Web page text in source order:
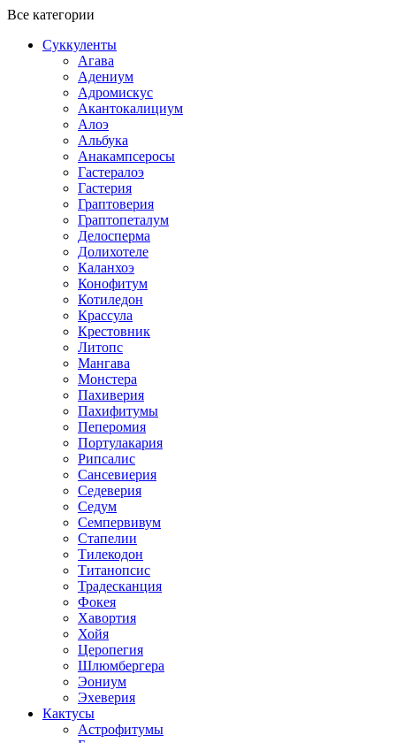
Все категории
Суккуленты
Агава
Адениум
Адромискус
Акантокалициум
Алоэ
Альбука
Анакампсеросы
Гастералоэ
Гастерия
Граптоверия
Граптопеталум
Делосперма
Долихотеле
Каланхоэ
Конофитум
Котиледон
Крассула
Крестовник
Литопс
Мангава
Монстера
Пахиверия
Пахифитумы
Пеперомия
Портулакария
Рипсалис
Сансевиерия
Седеверия
Седум
Семпервивум
Стапелии
Тилекодон
Титанопсис
Традесканция
Фокея
Хавортия
Хойя
Церопегия
Шлюмбергера
Эониум
Эхеверия
Кактусы
Астрофитумы